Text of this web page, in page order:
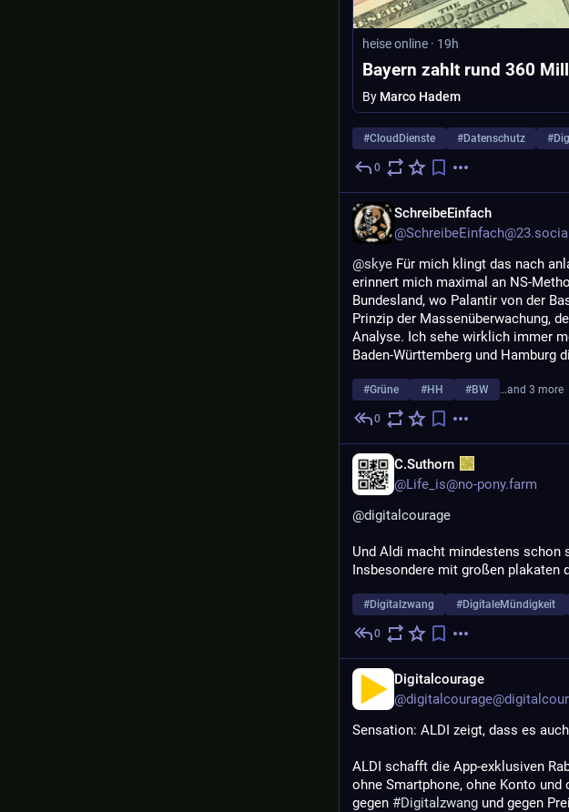
heise online · 19h
Bayern zahlt rund 360
By Marco Hadem
#CloudDienste #Datenschutz #
0
SchreibeEinfach
@SchreibeEinfach@23.social
@skye Für mich klingt das nach
erinnert mich maximal an NS-
Bundesland, wo Palantir von der
Prinzip der Massenüberwachung,
Analyse. Ich sehe wirklich immer
Baden-Württemberg und Hamburg
#Grüne #HH #BW …and 3 more
0
C.Suthorn
@Life_is@no-pony.farm
@digitalcourage
Und Aldi macht mindestens schon
Insbesondere mit großen plakaten
#Digitalzwang #DigitaleMündigkeit
0
Digitalcourage
Sensation: ALDI zeigt, dass es
ALDI schafft die App-exklusiven
ohne Smartphone, ohne Konto
gegen #Digitalzwang und gegen